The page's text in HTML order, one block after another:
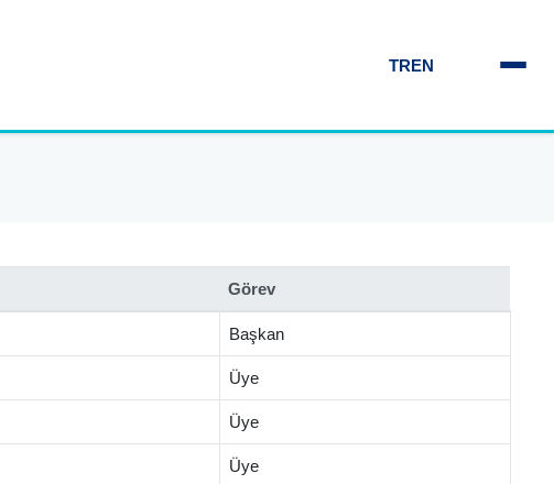
TREN
Görev
Başkan
Üye
Üye
Üye